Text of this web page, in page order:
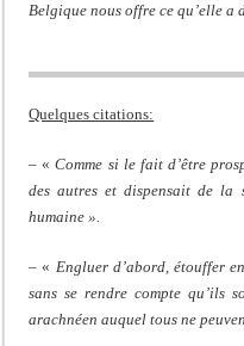
Belgique nous offre ce qu’elle a
Quelques citations:
– «Comme si le fait d’être
des autres et dispensait de la
humaine ».
– « Engluer d’abord, étouffer
sans se rendre compte qu’ils
arachnéen auquel tous ne